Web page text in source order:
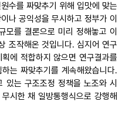
수를 짜맞추기 위해 입맛에 맞는
나 공익성을 무시하고 정부가 이
모를 결론으로 미리 정해놓고 이
조작해온 것입니다. 심지어 연구
에 적합하지 않으면 연구결과를
는 짜맞추기를 계속해왔습니다.
있는 구조조정 정책을 노조와 시
시한 채 일방통행식으로 강행해